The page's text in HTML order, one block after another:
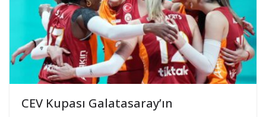
CEV Kupası Galatasaray’ın